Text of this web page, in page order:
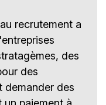
recrutement a
des
des
demander des